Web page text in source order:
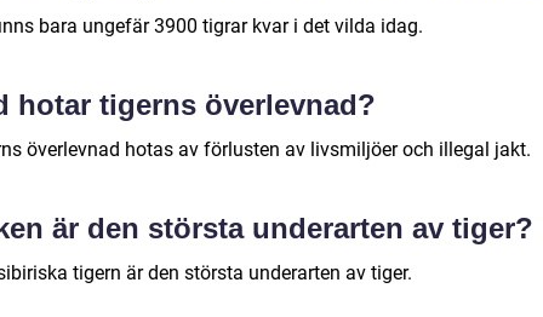
bara ungefär 3900 tigrar kvar i det vilda idag.
hotar tigerns överlevnad?
överlevnad hotas av förlusten av livsmiljöer och illegal jakt.
är den största underarten av tiger?
tigern är den största underarten av tiger.